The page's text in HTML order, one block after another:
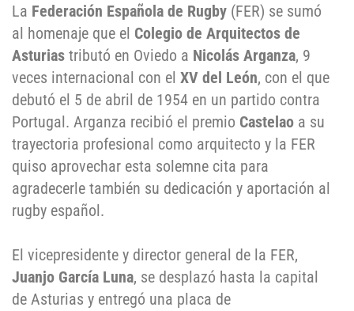
La Federación Española de Rugby (FER) se sumó
al homenaje que el Colegio de Arquitectos de
Asturias tributó en Oviedo a Nicolás Arganza, 9
veces internacional con el XV del León, con el que
debutó el 5 de abril de 1954 en un partido contra
Portugal. Arganza recibió el premio Castelao a su
trayectoria profesional como arquitecto y la FER
quiso aprovechar esta solemne cita para
agradecerle también su dedicación y aportación al
rugby español.
El vicepresidente y director general de la FER,
Juanjo García Luna, se desplazó hasta la capital
de Asturias y entregó una placa de